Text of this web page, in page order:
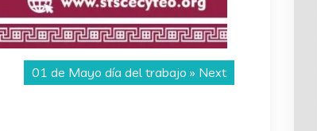
01 de Mayo día del trabajo » Next